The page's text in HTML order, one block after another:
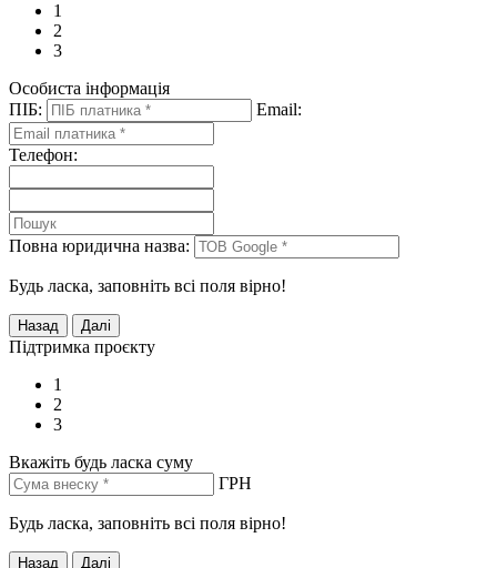
1
2
3
Особиста інформація
ПІБ:
Email:
Телефон:
Повна юридична назва:
Будь ласка, заповніть всі поля вірно!
Підтримка проєкту
1
2
3
Вкажіть будь ласка суму
ГРН
Будь ласка, заповніть всі поля вірно!